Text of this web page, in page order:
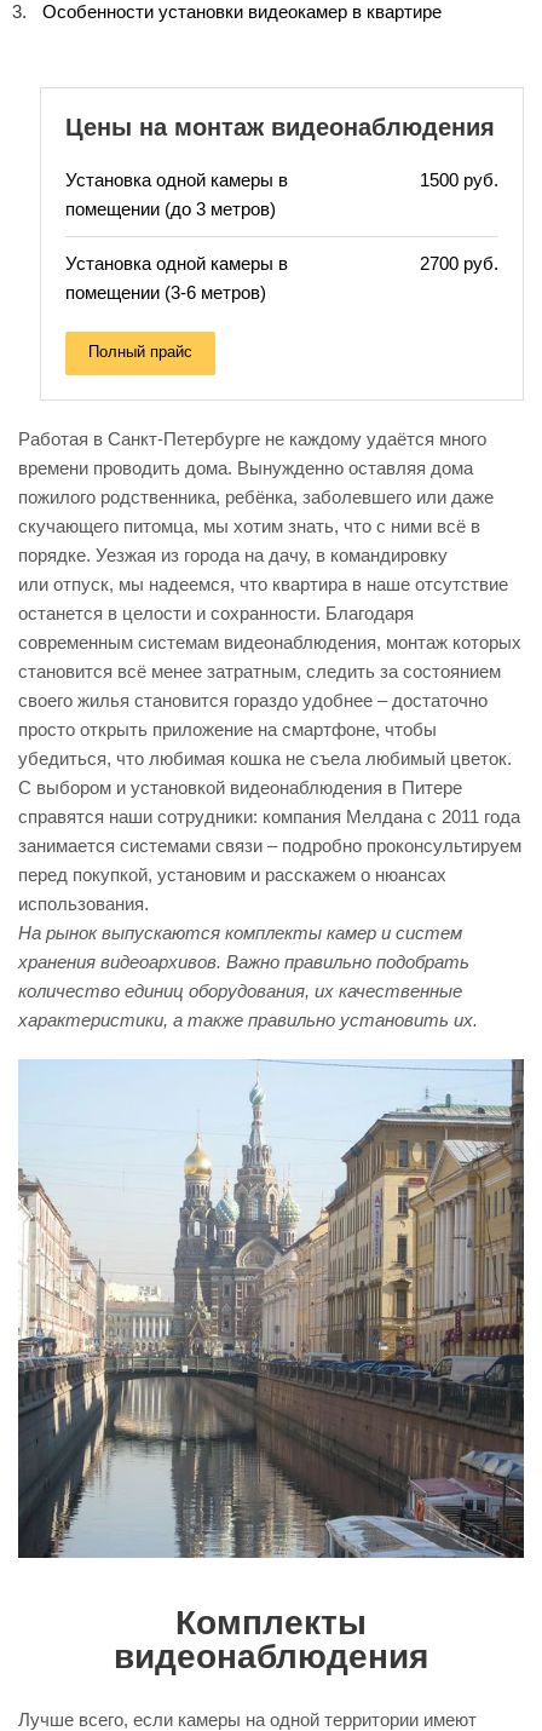
Особенности установки видеокамер в квартире
Цены на монтаж видеонаблюдения
Установка одной камеры в
помещении (до 3 метров)
1500 руб.
Установка одной камеры в
помещении (3-6 метров)
2700 руб.
Полный прайс
Работая в Санкт-Петербурге не каждому удаётся много
времени проводить дома. Вынужденно оставляя дома
пожилого родственника, ребёнка, заболевшего или даже
скучающего питомца, мы хотим знать, что с ними всё в
порядке. Уезжая из города на дачу, в командировку
или отпуск, мы надеемся, что квартира в наше отсутствие
останется в целости и сохранности. Благодаря
современным системам видеонаблюдения, монтаж которых
становится всё менее затратным, следить за состоянием
своего жилья становится гораздо удобнее – достаточно
просто открыть приложение на смартфоне, чтобы
убедиться, что любимая кошка не съела любимый цветок.
С выбором и установкой видеонаблюдения в Питере
справятся наши сотрудники: компания Мелдана с 2011 года
занимается системами связи – подробно проконсультируем
перед покупкой, установим и расскажем о нюансах
использования.
На рынок выпускаются комплекты камер и систем
хранения видеоархивов. Важно правильно подобрать
количество единиц оборудования, их качественные
характеристики, а также правильно установить их.
Комплекты
видеонаблюдения
Лучше всего, если камеры на одной территории имеют